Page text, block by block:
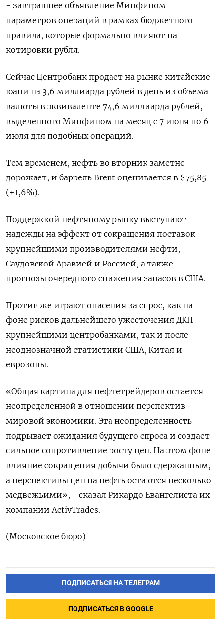
- завтрашнее объявление Минфином
параметров операций в рамках бюджетного
правила, которые формально влияют на
котировки рубля.
Сейчас Центробанк продает на рынке китайские
юани на 3,6 миллиарда рублей в день из объема
валюты в эквиваленте 74,6 миллиарда рублей,
выделенного Минфином на месяц с 7 июня по 6
июля для подобных операций.
Тем временем, нефть во вторник заметно
дорожает, и баррель Brent оценивается в $75,85
(+1,6%).
Поддержкой нефтяному рынку выступают
надежды на эффект от сокращения поставок
крупнейшими производителями нефти,
Саудовской Аравией и Россией, а также
прогнозы очередного снижения запасов в США.
Против же играют опасения за спрос, как на
фоне рисков дальнейшего ужесточения ДКП
крупнейшими центробанками, так и после
неоднозначной статистики США, Китая и
еврозоны.
«Общая картина для нефтетрейдеров остается
неопределенной в отношении перспектив
мировой экономики. Эта неопределенность
подрывает ожидания будущего спроса и создает
сильное сопротивление росту цен. На этом фоне
влияние сокращения добычи было сдержанным,
а перспективы цен на нефть остаются несколько
медвежьими», - сказал Рикардо Евангелиста их
компании ActivTrades.
(Московское бюро)
ПОДПИСАТЬСЯ НА ТЕЛЕГРАМ
ПОДПИСАТЬСЯ В GOOGLE